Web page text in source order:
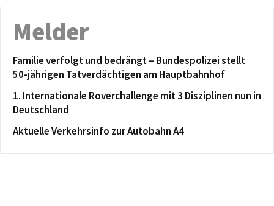
Melder
Familie verfolgt und bedrängt – Bundespolizei stellt
50-jährigen Tatverdächtigen am Hauptbahnhof
1. Internationale Roverchallenge mit 3 Disziplinen nun in
Deutschland
Aktuelle Verkehrsinfo zur Autobahn A4